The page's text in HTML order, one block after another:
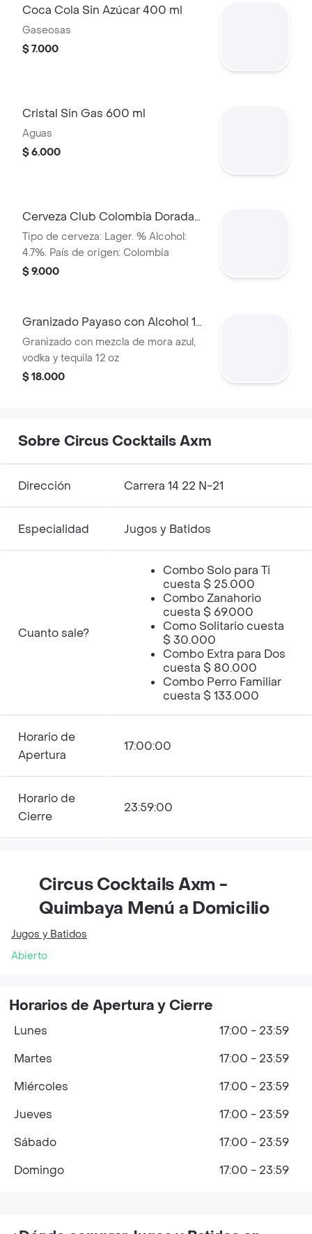
Coca Cola Sin Azúcar 400 ml
Gaseosas
$ 7.000
Cristal Sin Gas 600 ml
Aguas
$ 6.000
Cerveza Club Colombia Dorada
Lta 330ml
Tipo de cerveza: Lager. % Alcohol:
4.7%. País de origen: Colombia
$ 9.000
Granizado Payaso con Alcohol 12
Oz
Granizado con mezcla de mora azul,
vodka y tequila 12 oz
$ 18.000
Sobre Circus Cocktails Axm
Dirección Carrera 14 22 N-21
Especialidad Jugos y Batidos
Cuanto sale?
Combo Solo para Ti
cuesta $ 25.000
Combo Zanahorio
cuesta $ 69.000
Como Solitario cuesta
$ 30.000
Combo Extra para Dos
cuesta $ 80.000
Combo Perro Familiar
cuesta $ 133.000
Horario de
Apertura
17:00:00
Horario de
Cierre
23:59:00
Circus Cocktails Axm -
Quimbaya Menú a Domicilio
Jugos y Batidos
Abierto
Horarios de Apertura y Cierre
Lunes
17:00 - 23:59
Martes
17:00 - 23:59
Miércoles
17:00 - 23:59
Jueves
17:00 - 23:59
Sábado
17:00 - 23:59
Domingo
17:00 - 23:59